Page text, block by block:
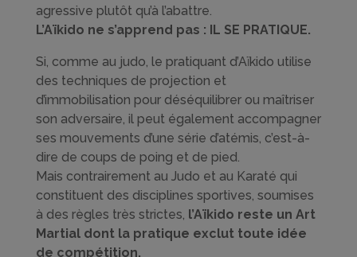
agressive plutôt qu’à l’abattre.
L’Aïkido ne s’apprend pas : IL SE PRATIQUE.
Si, comme au judo, le pratiquant d’Aïkido utilise
des techniques de projection et
d’immobilisation pour déséquilibrer ou maîtriser
son adversaire, il peut également accompagner
ses mouvements d’une série d’atémis, c’est-à-
dire de coups de poing et de pied.
Mais contrairement au Judo et au Karaté qui
constituent des disciplines sportives, soumises
à des règles très strictes, l’Aïkido reste un Art
Martial dont la pratique exclut toute idée
de compétition.